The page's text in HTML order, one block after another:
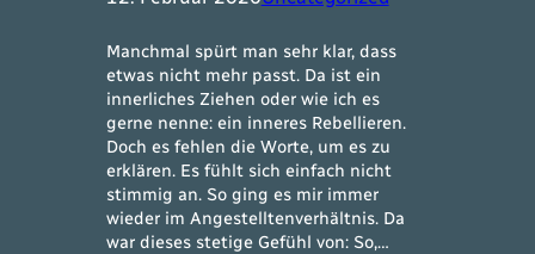
Manchmal spürt man sehr klar, dass
etwas nicht mehr passt. Da ist ein
innerliches Ziehen oder wie ich es
gerne nenne: ein inneres Rebellieren.
Doch es fehlen die Worte, um es zu
erklären. Es fühlt sich einfach nicht
stimmig an. So ging es mir immer
wieder im Angestelltenverhältnis. Da
war dieses stetige Gefühl von: So,…